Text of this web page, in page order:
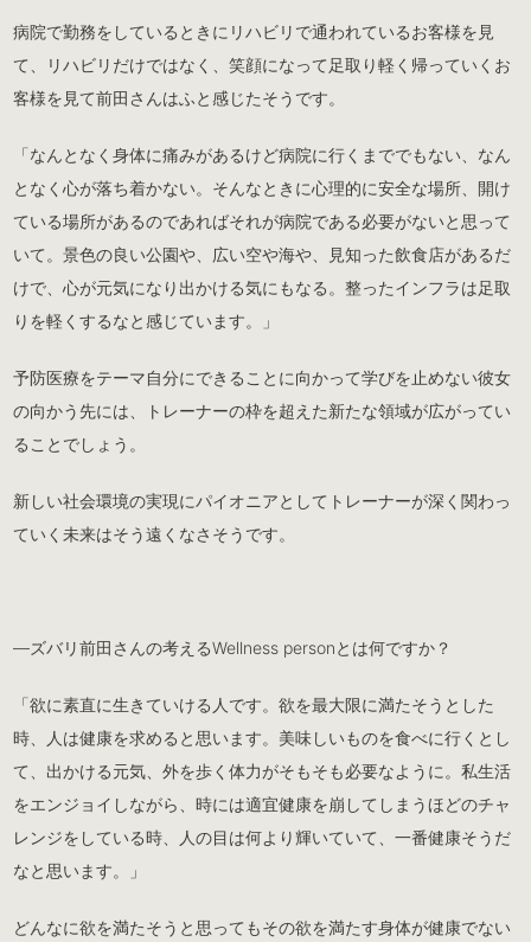
病院で勤務をしているときにリハビリで通われているお客様を見
て、リハビリだけではなく、笑顔になって足取り軽く帰っていくお
客様を見て前田さんはふと感じたそうです。
「なんとなく身体に痛みがあるけど病院に行くまででもない、なん
となく心が落ち着かない。そんなときに心理的に安全な場所、開け
ている場所があるのであればそれが病院である必要がないと思って
いて。景色の良い公園や、広い空や海や、見知った飲食店があるだ
けで、心が元気になり出かける気にもなる。整ったインフラは足取
りを軽くするなと感じています。」
予防医療をテーマ自分にできることに向かって学びを止めない彼女
の向かう先には、トレーナーの枠を超えた新たな領域が広がってい
ることでしょう。
新しい社会環境の実現にパイオニアとしてトレーナーが深く関わっ
ていく未来はそう遠くなさそうです。
―ズバリ前田さんの考えるWellness personとは何ですか？
「欲に素直に生きていける人です。欲を最大限に満たそうとした
時、人は健康を求めると思います。美味しいものを食べに行くとし
て、出かける元気、外を歩く体力がそもそも必要なように。私生活
をエンジョイしながら、時には適宜健康を崩してしまうほどのチャ
レンジをしている時、人の目は何より輝いていて、一番健康そうだ
なと思います。」
どんなに欲を満たそうと思ってもその欲を満たす身体が健康でない